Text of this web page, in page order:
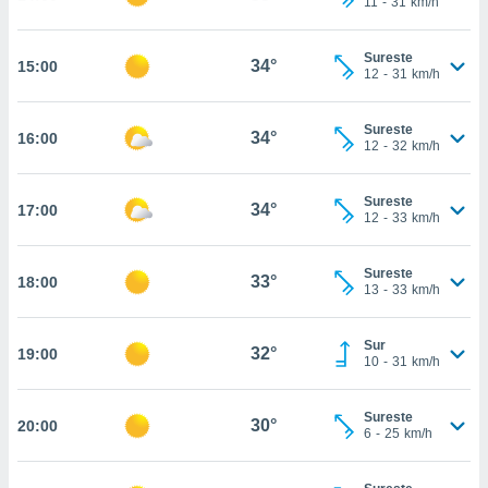
de que
sean
el sitio
para
ni para
aunque
no
abono
15:00 34°
Sureste
12 - 31 km/h
16:00 34°
Sureste
12 - 32 km/h
17:00 34°
Sureste
12 - 33 km/h
18:00 33°
Sureste
13 - 33 km/h
19:00 32°
Sur
10 - 31 km/h
20:00 30°
Sureste
6 - 25 km/h